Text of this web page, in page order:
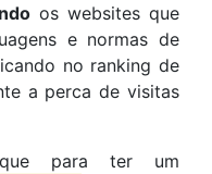
os websites que
e normas de
no ranking de
a perca de visitas
para ter um